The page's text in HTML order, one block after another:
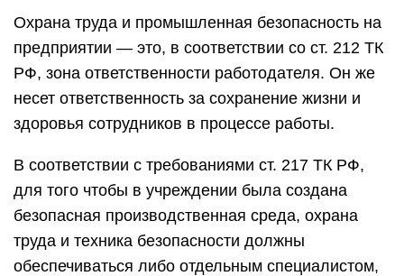
Охрана труда и промышленная безопасность на
предприятии — это, в соответствии со ст. 212 ТК
РФ, зона ответственности работодателя. Он же
несет ответственность за сохранение жизни и
здоровья сотрудников в процессе работы.
В соответствии с требованиями ст. 217 ТК РФ,
для того чтобы в учреждении была создана
безопасная производственная среда, охрана
труда и техника безопасности должны
обеспечиваться либо отдельным специалистом,